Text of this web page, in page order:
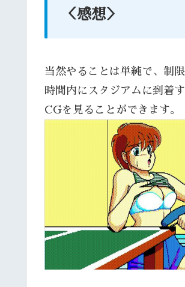
＜感想＞
当然やることは単純で、制
時間内にスタジアムに到着
CGを見ることができます。